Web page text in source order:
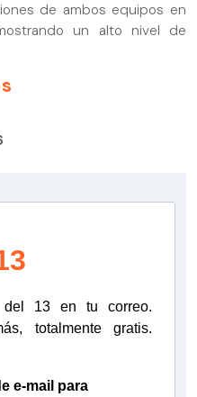
de ambos equipos en
un alto nivel de
del 13 en tu correo.
totalmente gratis.
e-mail para